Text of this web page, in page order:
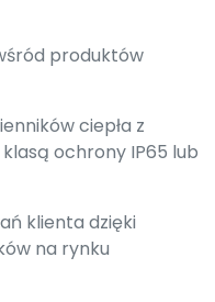
produktów
ciepła z
ochrony IP65 lub
klienta dzięki
na rynku